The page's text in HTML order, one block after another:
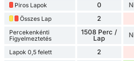
Piros Lapok 0
Összes Lap 2
Percekenkénti
Figyelmeztetés
1508 Perc /
Lap
Lapok 0,5 felett 2